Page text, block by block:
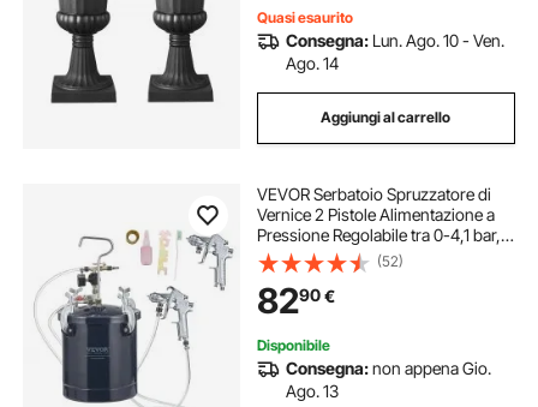
Quasi esaurito
Consegna: Lun. Ago. 10 - Ven.
Ago. 14
Aggiungi al carrello
VEVOR Serbatoio Spruzzatore di
Vernice 2 Pistole Alimentazione a
Pressione Regolabile tra 0-4,1 bar,
Spruzzatore per Verniciatura Pistola
Doppia 1,5mm+4mm Serbatoio da
10L, Serbatoio a Spruzzo Vernice
(52)
8290€
Disponibile
Consegna:non appena Gio.
Ago. 13